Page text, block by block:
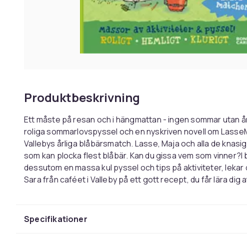
Produktbeskrivning
Ett måste på resan och i hängmattan - ingen sommar utan
roliga sommarlovspyssel och en nyskriven novell om
Vallebys årliga blåbärsmatch. Lasse, Maja och alla de
som kan plocka flest blåbär. Kan du gissa vem som
dessutom en massa kul pyssel och tips på aktiviteter, lekar
Sara från caféet i Valleby på ett gott recept, du får lära dig
spana efter tjuvar, och testa dina Vallebykunskaper i en
Färg
Specifikationer